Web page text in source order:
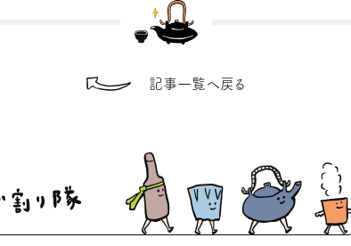
記事一覧へ戻る